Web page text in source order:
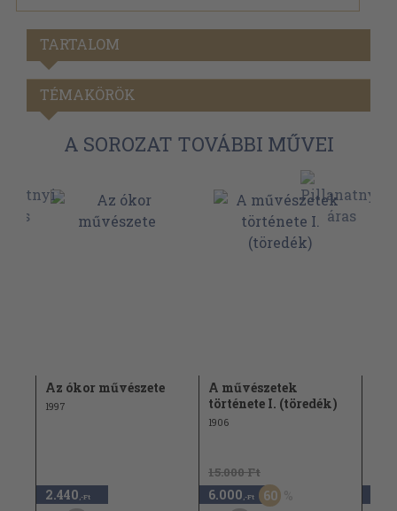
TARTALOM
TÉMAKÖRÖK
A SOROZAT TOVÁBBI MŰVEI
Az ókor művészete
1997
2.440 ,-Ft
A művészetek
története I. (töredék)
1906
15.000 Ft
6.000 ,-Ft 60